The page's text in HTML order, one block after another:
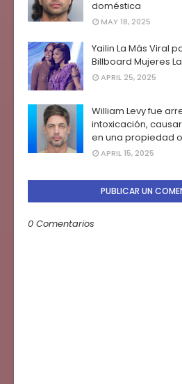
doméstica
MAY 18, 2025
Yailin La Más Viral
Billboard Mujeres
APRIL 25, 2025
William Levy fue
intoxicación,
en una propiedad
APRIL 15, 2025
PUBLICAR UN
0 Comentarios